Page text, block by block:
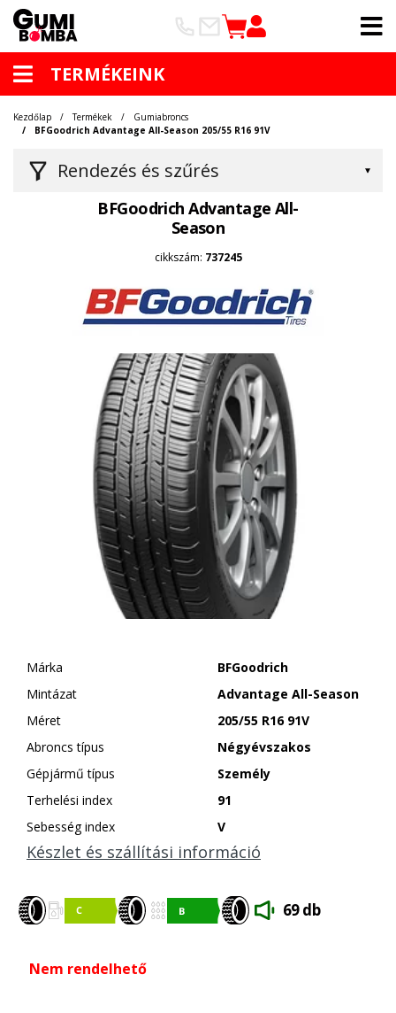
TERMÉKEINK
Rendezés és szűrés
Kezdőlap Termékek
Gumiabroncs
BFGoodrich Advantage All-Season 205/55 R16 91V
BFGoodrich Advantage All-
Season
cikkszám: 737245
Márka
BFGoodrich
Mintázat
Advantage All-Season
Méret
205/55 R16 91V
Abroncs típus
Négyévszakos
Gépjármű típus
Személy
Terhelési index
91
Sebesség index
V
Készlet és szállítási információ
69 db
Nem rendelhető